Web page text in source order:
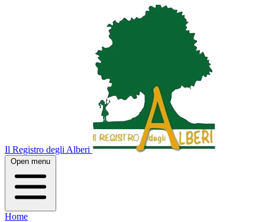
Il Registro degli Alberi
Open menu
Home